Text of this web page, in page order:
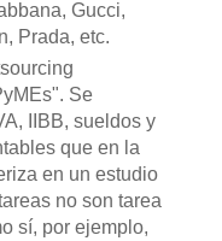
Gucci,
Prada, etc.
Se
IIBB, sueldos y
que en la
en un estudio
no son tarea
sí, por ejemplo,